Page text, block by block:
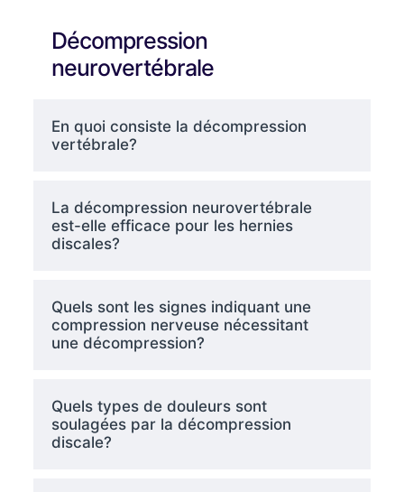
Décompression
neurovertébrale
En quoi consiste la décompression
vertébrale?
La décompression neurovertébrale
est-elle efficace pour les hernies
discales?
Quels sont les signes indiquant une
compression nerveuse nécessitant
une décompression?
Quels types de douleurs sont
soulagées par la décompression
discale?